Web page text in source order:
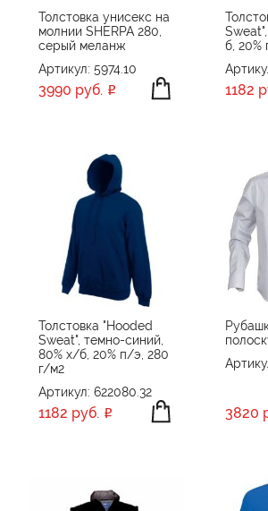
Portobello Одежда
Portobello Подарочные наборы
Portobello Трикотаж
Sherst
STANCOLOR
STANPROMO
Stricker
Stride
teplo
TH Clothes
Thermalli
Ukiyo
Unit
XD Collection
Толстовка унисекс на
молнии SHERPA 280,
серый меланж
Артикул: 5974.10
3990 руб.
б,
1182
Толстовка "Hooded
Sweat", темно-синий,
80% х/б, 20% п/э, 280
г/м2
Артикул: 622080.32
1182 руб. 3820